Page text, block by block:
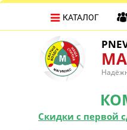
Скидки с первой
КАТАЛОГ